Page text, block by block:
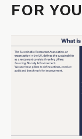
FOR YOU